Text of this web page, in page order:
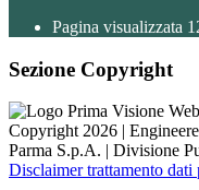
Pagina visualizzata
Sezione Copyright
Copyright 2026 |
Parma S.p.A. | Divisione
Disclaimer trattamento dati